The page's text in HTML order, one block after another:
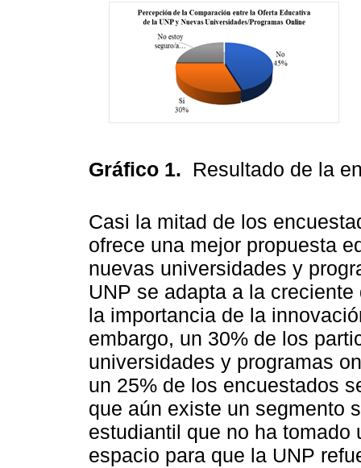
Gráfico 1. Resultado de la
Casi la mitad de los
ofrece una mejor propuesta
nuevas universidades y
UNP se adapta a la
la importancia de la
embargo, un 30% de los
universidades y programas
un 25% de los encuestados
que aún existe un segmento
estudiantil que no ha
espacio para que la UNP